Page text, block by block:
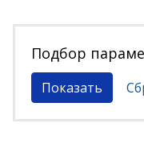
Подбор